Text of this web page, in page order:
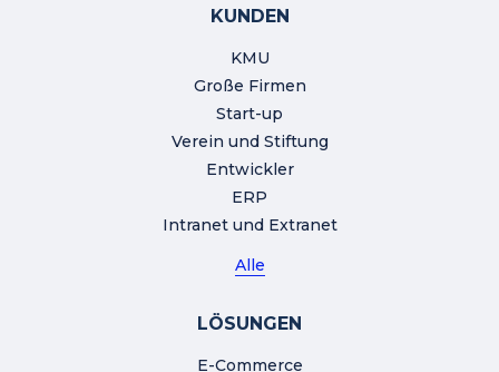
KUNDEN
KMU
Große Firmen
Start-up
Verein und Stiftung
Entwickler
ERP
Intranet und Extranet
Alle
LÖSUNGEN
E-Commerce